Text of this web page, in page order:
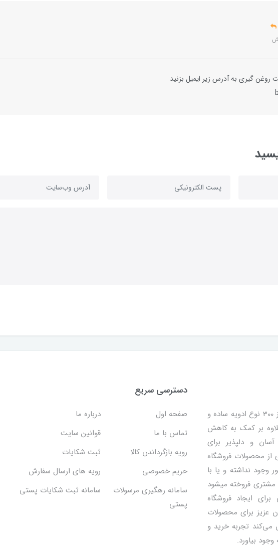
گیری به آدرس زیر ایمیل بزنید
فروشگاه مهاراجه با تنوع بیش از 300 نوع ادویه ساده و
بر کمک به کاهش
و دلپذیر برای
از محصولات فروشگاه
وجود نداشته و یا با
مشتری فروخته میشود
ایجاد فروشگاه
عزیز برای محصولات
می‌کند تجربه خرید و
بیاورد.
دسترسی سریع
صفحه اول
درباره ما
تماس با ما
قوانین سایت
رویه بازگرداندن کالا
ثبت شکایات
حریم خصوصی
رویه های ارسال سفارش
سامانه رهگیری مرسولات
پستی
سامانه ثبت شکایات پستی